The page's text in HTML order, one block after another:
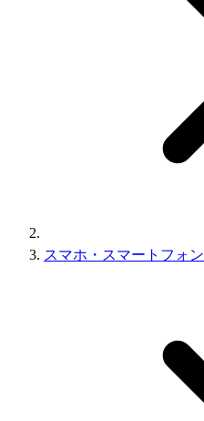
スマホ・スマートフォン